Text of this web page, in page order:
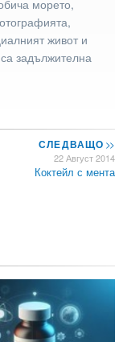
морето,
живот и
задължителна
СЛЕДВАЩО>>
22 Август 2014
Коктейл с мента